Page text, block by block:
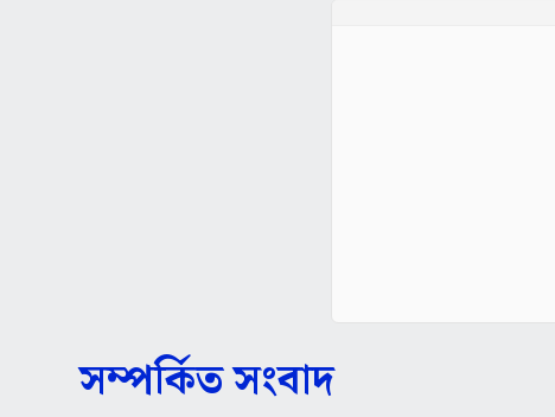
সম্পর্কিত সংবাদ